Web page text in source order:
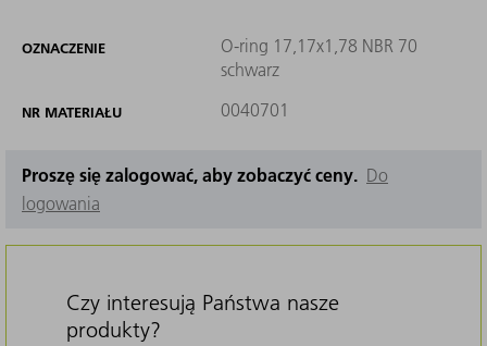
OZNACZENIE
O-ring 17,17x1,78 NBR 70
schwarz
NR MATERIAŁU 0040701
Proszę się zalogować, aby zobaczyć ceny. Do
logowania
Czy interesują Państwa nasze
produkty?